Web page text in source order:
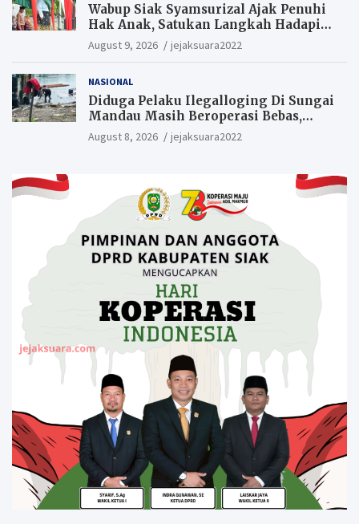
Wabup Siak Syamsurizal Ajak Penuhi
Hak Anak, Satukan Langkah Hadapi
Tantangan Daerah
August 9, 2026 jejaksuara2022
NASIONAL
Diduga Pelaku Ilegalloging Di Sungai
Mandau Masih Beroperasi Bebas,
Masyarakat Minta Aparat Penegak
Hukum Segera Tangkap Aktor Dan
August 8, 2026 jejaksuara2022